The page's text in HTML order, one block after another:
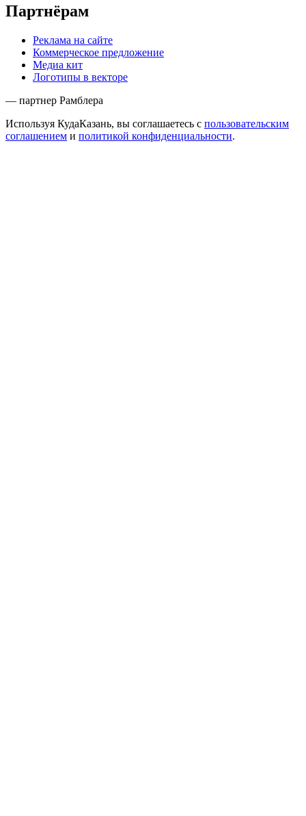
Партнёрам
Реклама на сайте
Коммерческое предложение
Медиа кит
Логотипы в векторе
— партнер Рамблера
Используя КудаКазань, вы соглашаетесь с пользовательским
соглашением и политикой конфиденциальности.